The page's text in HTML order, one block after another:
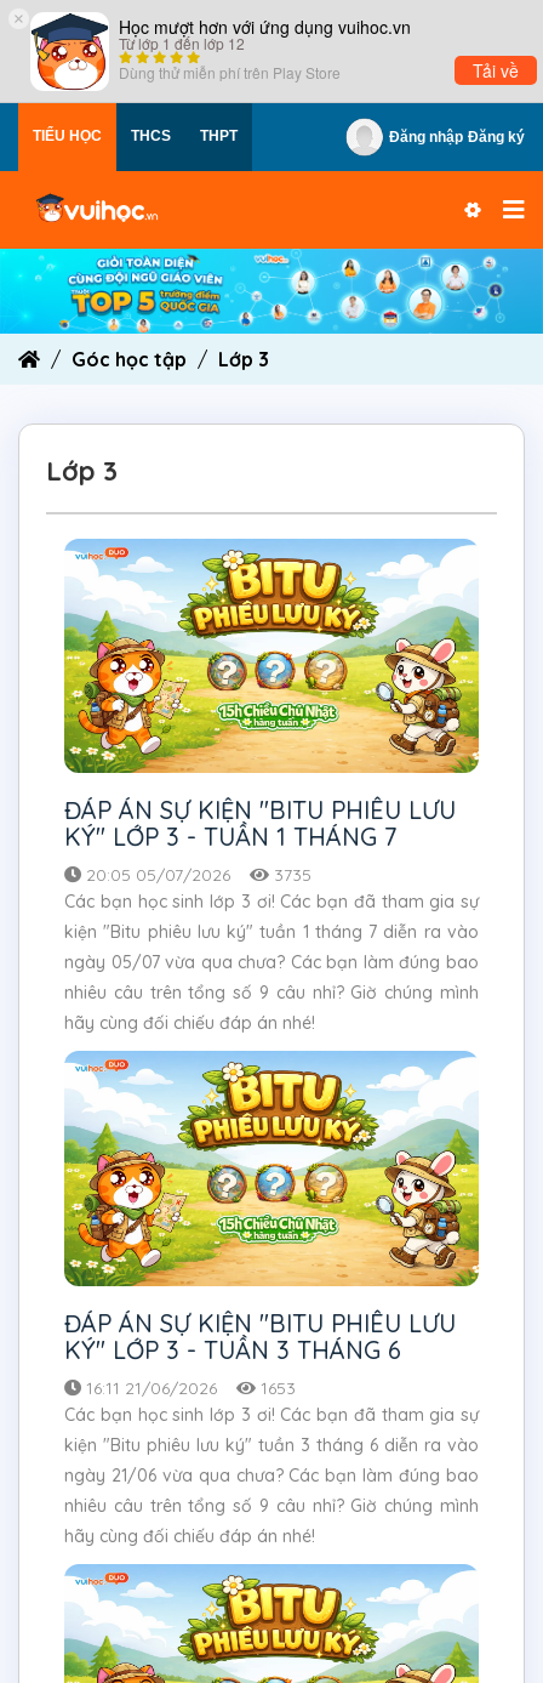
× Học mượt hơn với ứng dụng vuihoc.vn
Từ lớp 1 đến lớp 12
Dùng thử miễn phí trên Play Store Tải về
TIỂU HỌC THCS THPT Đăng nhập Đăng ký
Góc học tập Lớp 3
Lớp 3
ĐÁP ÁN SỰ KIỆN "BITU PHIÊU LƯU
KÝ" LỚP 3 - TUẦN 1 THÁNG 7
20:05 05/07/2026
3735
Các bạn học sinh lớp 3 ơi! Các bạn đã tham gia sự
kiện "Bitu phiêu lưu ký" tuần 1 tháng 7 diễn ra vào
ngày 05/07 vừa qua chưa? Các bạn làm đúng bao
nhiêu câu trên tổng số 9 câu nhỉ? Giờ chúng mình
hãy cùng đối chiếu đáp án nhé!
ĐÁP ÁN SỰ KIỆN "BITU PHIÊU LƯU
KÝ" LỚP 3 - TUẦN 3 THÁNG 6
16:11 21/06/2026
1653
Các bạn học sinh lớp 3 ơi! Các bạn đã tham gia sự
kiện "Bitu phiêu lưu ký" tuần 3 tháng 6 diễn ra vào
ngày 21/06 vừa qua chưa? Các bạn làm đúng bao
nhiêu câu trên tổng số 9 câu nhỉ? Giờ chúng mình
hãy cùng đối chiếu đáp án nhé!